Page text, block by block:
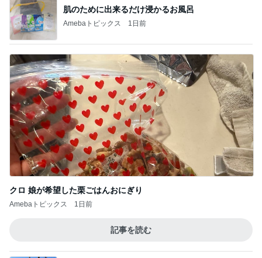
肌のために出来るだけ浸かるお風呂
Amebaトピックス 1日前
クロ 娘が希望した栗ごはんおにぎり
Amebaトピックス 1日前
記事を読む